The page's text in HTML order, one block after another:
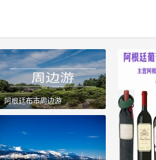
阿根廷布市周边游